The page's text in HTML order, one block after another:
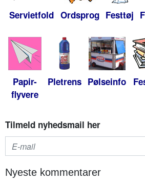
Servietfold Ordsprog Festtøj
Papir-
flyvere
Pletrens Pølseinfo
Tilmeld nyhedsmail her
Nyeste kommentarer